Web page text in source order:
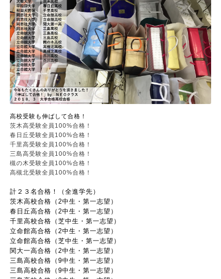
高校受験も伸ばして合格！
茨木高受験全員100%合格！
春日丘受験全員100%合格！
千里高受験全員100%合格！
三島高受験全員100%合格！
槻の木受験全員100%合格！
高槻北受験全員100%合格！
計２３名合格！（全進学先）
茨木高校合格（2中生・第一志望）
春日丘高合格（2中生・第一志望）
千里高校合格（芝中生・第一志望）
立命館高合格（2中生・第一志望）
立命館高合格（芝中生・第一志望）
関大一高合格（2中生・第一志望）
三島高校合格（9中生・第一志望）
三島高校合格（9中生・第一志望）